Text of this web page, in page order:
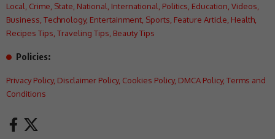
Local Crime State National International Politics Education Videos
Business Technology, Entertainment Sports Feature Article Health
Recipes Tips Traveling Tips Beauty Tips
Policies:
Privacy Policy, Disclaimer Policy, Cookies Policy, DMCA Policy, Terms and
Conditions